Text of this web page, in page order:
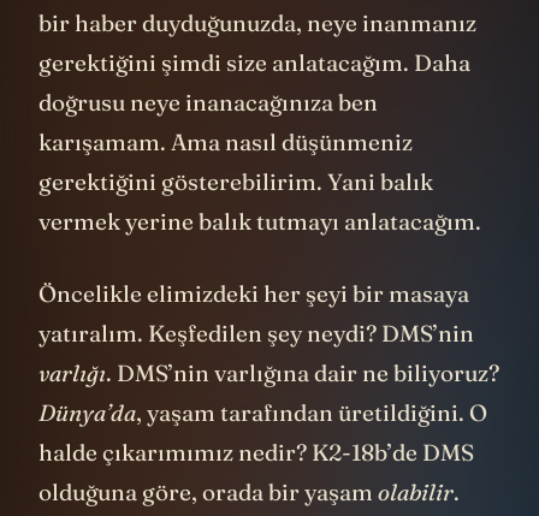
bir haber duyduğunuzda, neye inanmanız
gerektiğini şimdi size anlatacağım. Daha
doğrusu neye inanacağınıza ben
karışamam. Ama nasıl düşünmeniz
gerektiğini gösterebilirim. Yani balık
vermek yerine balık tutmayı anlatacağım.
Öncelikle elimizdeki her şeyi bir masaya
yatıralım. Keşfedilen şey neydi? DMS’nin
varlığı. DMS’nin varlığına dair ne biliyoruz?
Dünya’da, yaşam tarafından üretildiğini. O
halde çıkarımımız nedir? K2-18b’de DMS
olduğuna göre, orada bir yaşam olabilir.